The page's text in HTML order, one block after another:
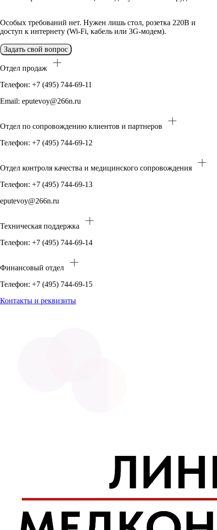
Особых требований нет. Нужен лишь стол, розетка 220В и
доступ к интернету (Wi-Fi, кабель или 3G-модем).
Задать свой вопрос
Отдел продаж
Телефон: +7 (495) 744-69-11
Email: eputevoy@266n.ru
Отдел по сопровождению клиентов и партнеров
Телефон: +7 (495) 744-69-12
Отдел контроля качества и медицинского сопровождения
Телефон: +7 (495) 744-69-13
eputevoy@266n.ru
Техническая поддержка
Телефон: +7 (495) 744-69-14
Финансовый отдел
Телефон: +7 (495) 744-69-15
Контакты и реквизиты